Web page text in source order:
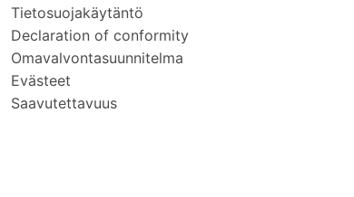
Tietosuojakäytäntö
Declaration of conformity
Omavalvontasuunnitelma
Evästeet
Saavutettavuus